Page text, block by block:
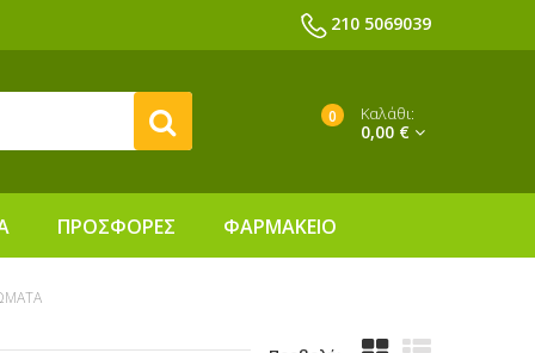
210 5069039
0 Καλάθι:
0,00 €
ΠΡΟΣΦΟΡΕΣ ΦΑΡΜΑΚΕΙΟ